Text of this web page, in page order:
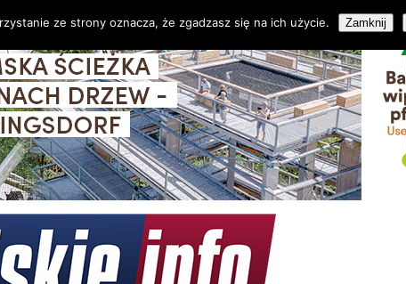
ze strony oznacza, że zgadzasz się na ich użycie. Zamknij